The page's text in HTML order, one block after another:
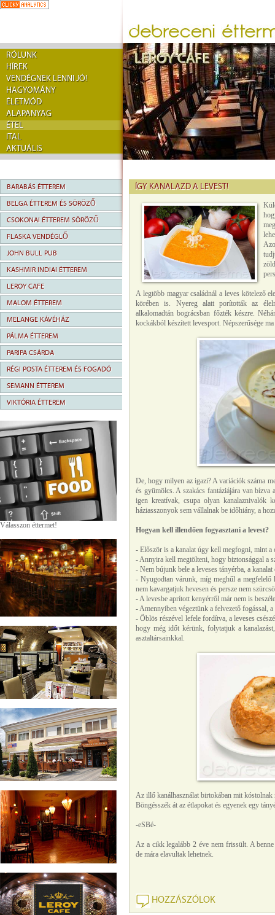
RÓLUNK
HÍREK
VENDÉGNEK LENNI JÓ!
HAGYOMÁNY
ÉLETMÓD
ALAPANYAG
ÉTEL
ITAL
AKTUÁLIS
BARABÁS ÉTTEREM
BELGA ÉTTEREM ÉS SÖRÖZŐ
CSOKONAI ÉTTEREM SÖRÖZŐ
FLASKA VENDÉGLŐ
JOHN BULL PUB
KASHMIR INDIAI ÉTTEREM
LEROY CAFE
MALOM ÉTTEREM
MELANGE KÁVÉHÁZ
PÁLMA ÉTTEREM
PARIPA CSÁRDA
RÉGI POSTA ÉTTEREM ÉS FOGADÓ
SEMANN ÉTTEREM
VIKTÓRIA ÉTTEREM
Válasszon éttermet!
ÍGY KANALAZD A LEVEST!
A legtöbb magyar családnál a leves kötelező
körében is. Nyereg alatt porították az
alkalomadtán bográcsban főzték készre.
kockákból készített levesport. Népszerűsége
De, hogy milyen az igazi? A variációk száma
és gyümölcs. A szakács fantáziájára van
igen kreatívak, csupa olyan kanalaznivalók
háziasszonyok sem vállalnak be időhiány, a
Hogyan kell illendően fogyasztani a levest?
- Először is a kanalat úgy kell megfogni, mint a
- Annyira kell megtölteni, hogy biztonsággal a
- Nem bújunk bele a leveses tányérba, a
- Nyugodtan várunk, míg meghűl a megfelelő
nem kavargatjuk hevesen és persze nem
- A levesbe aprított kenyérről már nem is
- Amennyiben végeztünk a felvezető fogással,
- Öblös részével lefele fordítva, a leveses
hogy még időt kérünk, folytatjuk a
asztaltársainkkal.
Az illő kanálhasználat birtokában mit kóstolnak
Böngésszék át az étlapokat és egyenek egy
-eSBé-
Az a cikk legalább 2 éve nem frissült. A
de mára elavultak lehetnek.
HOZZÁSZÓLOK